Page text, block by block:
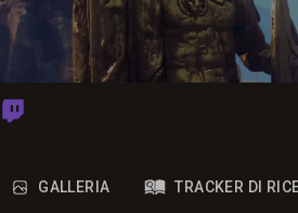
GALLERIA TRACKER DI